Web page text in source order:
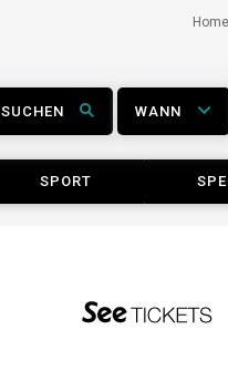
Home
SUCHEN WANN
SPORT